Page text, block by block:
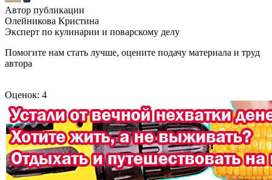
Автор публикации
Олейникова Кристина
Эксперт по кулинарии и поварскому делу
Помогите нам стать лучше, оцените подачу материала и труд
автора
Оценок: 4